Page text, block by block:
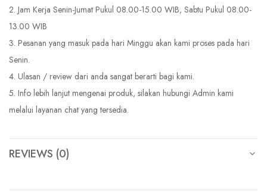
2. Jam Kerja Senin-Jumat Pukul 08.00-15.00 WIB, Sabtu Pukul 08.00-
13.00 WIB
3. Pesanan yang masuk pada hari Minggu akan kami proses pada hari
Senin.
4. Ulasan / review dari anda sangat berarti bagi kami.
5. Info lebih lanjut mengenai produk, silakan hubungi Admin kami
melalui layanan chat yang tersedia.
REVIEWS (0)